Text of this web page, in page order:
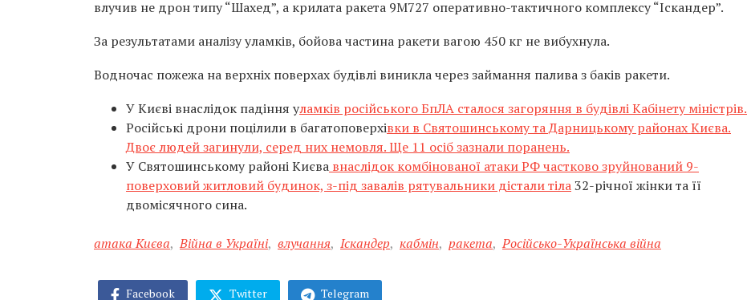
влучив не дрон типу “Шахед”, а крилата ракета 9М727 оперативно-тактичного комплексу “Іскандер”.
За результатами аналізу уламків, бойова частина ракети вагою 450 кг не вибухнула.
Водночас пожежа на верхніх поверхах будівлі виникла через займання палива з баків ракети.
У Києві внаслідок падіння уламків російського БпЛА сталося загоряння в будівлі Кабінету міністрів.
Російські дрони поцілили в багатоповерхівки в Святошинському та Дарницькому районах Києва.
Двоє людей загинули, серед них немовля. Ще 11 осіб зазнали поранень.
У Святошинському районі Києва внаслідок комбінованої атаки РФ частково зруйнований 9-
поверховий житловий будинок, з-під завалів рятувальники дістали тіла32-річної жінки та її
двомісячного сина.
атака Києва, Війна в Україні, влучання, Іскандер, кабмін, ракета, Російсько-Українська війна
Facebook Twitter Telegram